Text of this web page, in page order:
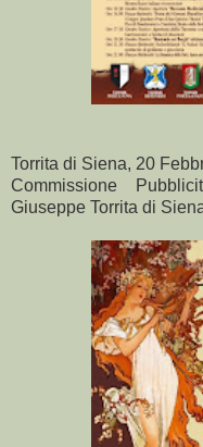
Torrita di Siena, 20
Commissione
Giuseppe Torrita di